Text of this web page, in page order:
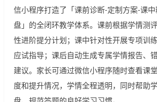
信小程序打造了「课前诊断-定制方案-课
盘」的全闭环教学体系。课前根据学情测
性进阶提分计划；课中针对性开展专项训
应试指导；课后自动生成专属学情报告、
建议。家长可通过微信小程序随时查看课
度和提升情况，学情全程透明，同时帮助